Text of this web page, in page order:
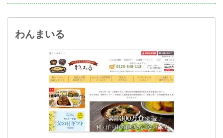
わんまいる